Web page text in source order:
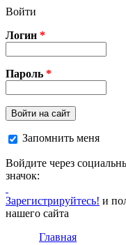
Перейти к основному
Войти
Логин *
Пароль *
Войти на сайт
Запомнить меня
Войдите через
значок:
Зарегистрируйтесь! и
нашего сайта
Главная